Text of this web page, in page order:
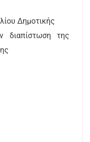
Δημοτικής
διαπίστωση της